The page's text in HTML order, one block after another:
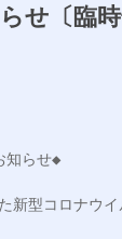
せ〔臨時
知らせ◆
新型コロナウ